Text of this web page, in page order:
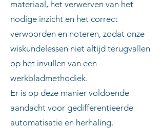
materiaal, het verwerven van het
nodige inzicht en het correct
verwoorden en noteren, zodat onze
wiskundelessen niet altijd terugvallen
op het invullen van een
werkbladmethodiek.
Er is op deze manier voldoende
aandacht voor gedifferentieerde
automatisatie en herhaling.